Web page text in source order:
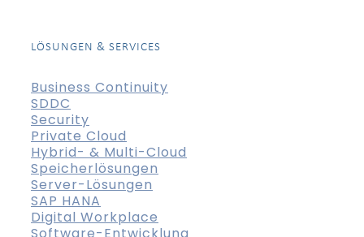
LÖSUNGEN & SERVICES
Business Continuity
SDDC
Security
Private Cloud
Hybrid- & Multi-Cloud
Speicherlösungen
Server-Lösungen
SAP HANA
Digital Workplace
Software-Entwicklung